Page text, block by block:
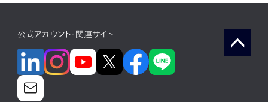
公式アカウント・関連サイト